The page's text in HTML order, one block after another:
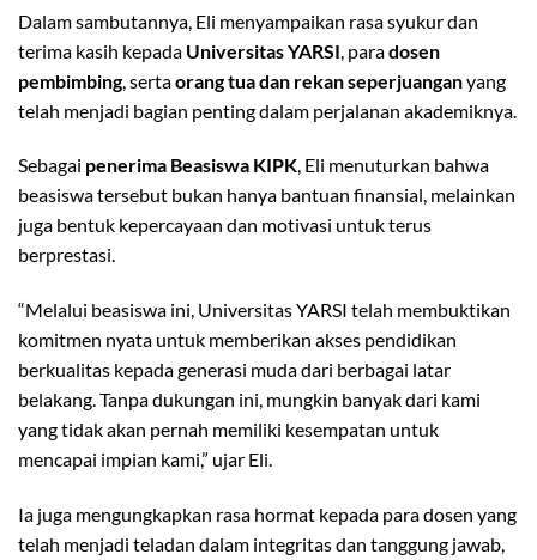
Dalam sambutannya, Eli menyampaikan rasa syukur dan
terima kasih kepada Universitas YARSI , paradosen
pembimbing, sertaorang tua dan rekan seperjuanganyang
telah menjadi bagian penting dalam perjalanan akademiknya.
Sebagai penerima Beasiswa KIPK, Eli menuturkan bahwa
beasiswa tersebut bukan hanya bantuan finansial, melainkan
juga bentuk kepercayaan dan motivasi untuk terus
berprestasi.
“Melalui beasiswa ini, Universitas YARSI telah membuktikan
komitmen nyata untuk memberikan akses pendidikan
berkualitas kepada generasi muda dari berbagai latar
belakang. Tanpa dukungan ini, mungkin banyak dari kami
yang tidak akan pernah memiliki kesempatan untuk
mencapai impian kami,” ujar Eli.
Ia juga mengungkapkan rasa hormat kepada para dosen yang
telah menjadi teladan dalam integritas dan tanggung jawab,